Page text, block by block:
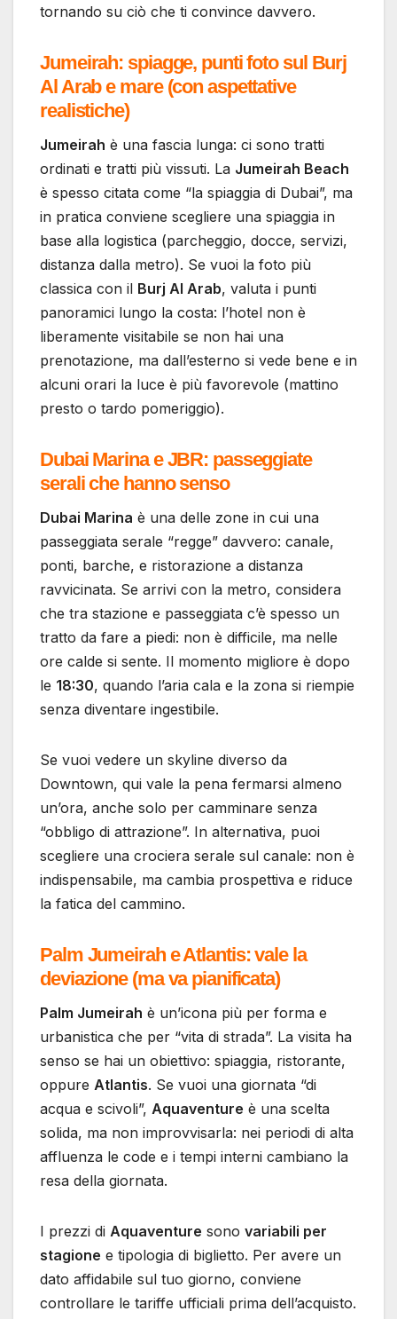
tornando su ciò che ti convince davvero.
Jumeirah: spiagge, punti foto sul Burj
Al Arab e mare (con aspettative
realistiche)
Jumeirah è una fascia lunga: ci sono tratti
ordinati e tratti più vissuti. La Jumeirah Beach
è spesso citata come “la spiaggia di Dubai”, ma
in pratica conviene scegliere una spiaggia in
base alla logistica (parcheggio, docce, servizi,
distanza dalla metro). Se vuoi la foto più
classica con il Burj Al Arab, valuta i punti
panoramici lungo la costa: l’hotel non è
liberamente visitabile se non hai una
prenotazione, ma dall’esterno si vede bene e in
alcuni orari la luce è più favorevole (mattino
presto o tardo pomeriggio).
Dubai Marina e JBR: passeggiate
serali che hanno senso
Dubai Marina è una delle zone in cui una
passeggiata serale “regge” davvero: canale,
ponti, barche, e ristorazione a distanza
ravvicinata. Se arrivi con la metro, considera
che tra stazione e passeggiata c’è spesso un
tratto da fare a piedi: non è difficile, ma nelle
ore calde si sente. Il momento migliore è dopo
le 18:30, quando l’aria cala e la zona si riempie
senza diventare ingestibile.
Se vuoi vedere un skyline diverso da
Downtown, qui vale la pena fermarsi almeno
un’ora, anche solo per camminare senza
“obbligo di attrazione”. In alternativa, puoi
scegliere una crociera serale sul canale: non è
indispensabile, ma cambia prospettiva e riduce
la fatica del cammino.
Palm Jumeirah e Atlantis: vale la
deviazione (ma va pianificata)
Palm Jumeirah è un’icona più per forma e
urbanistica che per “vita di strada”. La visita ha
senso se hai un obiettivo: spiaggia, ristorante,
oppure Atlantis. Se vuoi una giornata “di
acqua e scivoli”, Aquaventure è una scelta
solida, ma non improvvisarla: nei periodi di alta
affluenza le code e i tempi interni cambiano la
resa della giornata.
I prezzi di Aquaventure sono variabili per
stagione e tipologia di biglietto. Per avere un
dato affidabile sul tuo giorno, conviene
controllare le tariffe ufficiali prima dell’acquisto.